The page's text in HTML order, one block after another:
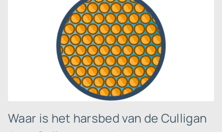
Waar is het harsbed van de Culligan